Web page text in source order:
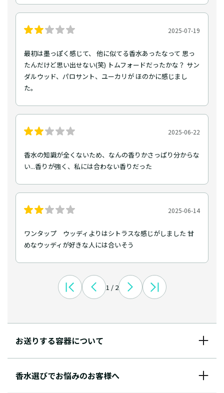
2025-07-19
最初は墨っぽく感じて、 他に似てる香水あったなって 思っ
たんだけど思い出せない(笑) トムフォードだったかな？ サン
ダルウッド、パロサント、ユーカリが ほのかに感じまし
た。
2025-06-22
香水の知識が全くないため、なんの香りかさっぱり分からな
い...香りが強く、私には合わない香りだった
2025-06-14
ワンタップ ウッディよりはシトラスな感じがしました 甘
めなウッディが好きな人には合いそう
1 / 2
お送りする容器について
香水選びでお悩みのお客様へ